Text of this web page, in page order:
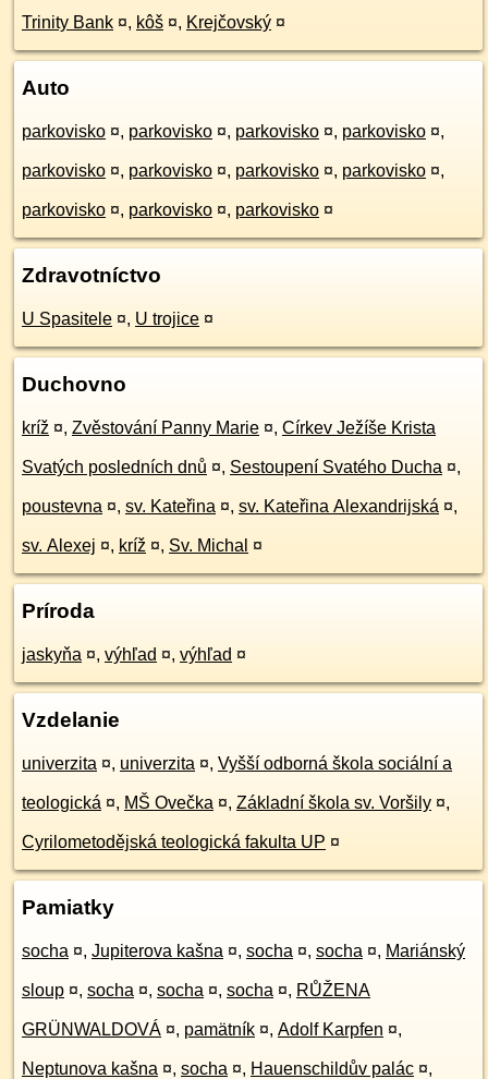
Trinity Bank ¤, kôš ¤, Krejčovský ¤
Auto
parkovisko ¤, parkovisko ¤, parkovisko ¤, parkovisko ¤,
parkovisko ¤, parkovisko ¤, parkovisko ¤, parkovisko ¤,
parkovisko ¤, parkovisko ¤, parkovisko ¤
Zdravotníctvo
U Spasitele ¤, U trojice ¤
Duchovno
kríž ¤, Zvěstování Panny Marie ¤, Církev Ježíše Krista
Svatých posledních dnů ¤, Sestoupení Svatého Ducha ¤,
poustevna ¤, sv. Kateřina ¤, sv. Kateřina Alexandrijská ¤,
sv. Alexej ¤, kríž ¤, Sv. Michal ¤
Príroda
jaskyňa ¤, výhľad ¤, výhľad ¤
Vzdelanie
univerzita ¤, univerzita ¤, Vyšší odborná škola sociální a
teologická ¤, MŠ Ovečka ¤, Základní škola sv. Voršily ¤,
Cyrilometodějská teologická fakulta UP ¤
Pamiatky
socha ¤, Jupiterova kašna ¤, socha ¤, socha ¤, Mariánský
sloup ¤, socha ¤, socha ¤, socha ¤, RŮŽENA
GRÜNWALDOVÁ ¤, pamätník ¤, Adolf Karpfen ¤,
Neptunova kašna ¤, socha ¤, Hauenschildův palác ¤,